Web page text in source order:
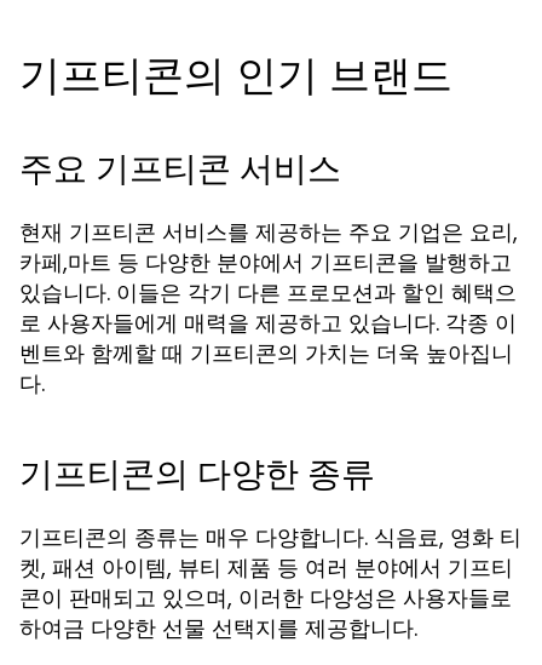
기프티콘의 인기 브랜드
주요 기프티콘 서비스
현재 기프티콘 서비스를 제공하는 주요 기업은 요리,
카페,마트 등 다양한 분야에서 기프티콘을 발행하고
있습니다. 이들은 각기 다른 프로모션과 할인 혜택으
로 사용자들에게 매력을 제공하고 있습니다. 각종 이
벤트와 함께할 때 기프티콘의 가치는 더욱 높아집니
다.
기프티콘의 다양한 종류
기프티콘의 종류는 매우 다양합니다. 식음료, 영화 티
켓, 패션 아이템, 뷰티 제품 등 여러 분야에서 기프티
콘이 판매되고 있으며, 이러한 다양성은 사용자들로
하여금 다양한 선물 선택지를 제공합니다.